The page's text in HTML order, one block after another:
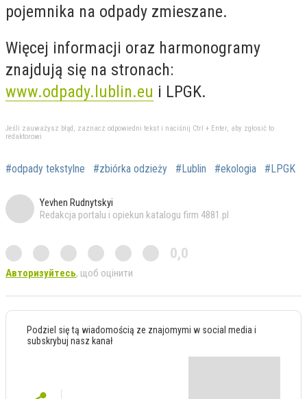
pojemnika na odpady zmieszane.
Więcej informacji oraz harmonogramy
znajdują się na stronach:
www.odpady.lublin.eu i LPGK.
Jeśli zauważysz błąd, zaznacz odpowiedni tekst i naciśnij Ctrl + Enter, aby zgłosić to
redaktorowi
#odpady tekstylne #zbiórka odzieży #Lublin #ekologia #LPGK
Yevhen Rudnytskyi
Redakcja portalu i opiekun katalogu firm 4881.pl
0,0
Авторизуйтесь, щоб оцінити
Podziel się tą wiadomością ze znajomymi w social media i
subskrybuj nasz kanał